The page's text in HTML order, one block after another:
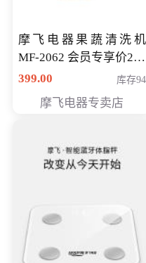
摩飞电器果蔬清洗机
MF-2062 会员专享价268
元
399.00 库存94
摩飞电器专卖店